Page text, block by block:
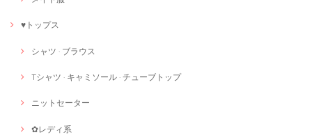
♥トップス
シャツ · ブラウス
Tシャツ · キャミソール · チューブトップ
ニットセーター
✿レディ系